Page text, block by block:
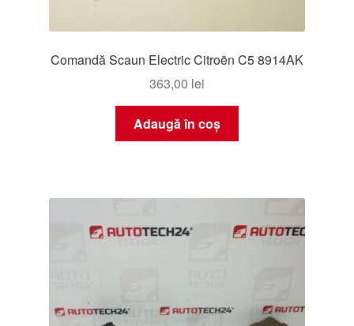
Comandă Scaun Electric Citroën C5 8914AK
363,00 lei
Adaugă în coș